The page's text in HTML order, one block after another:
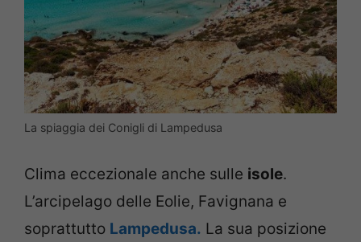
La spiaggia dei Conigli di Lampedusa
Clima eccezionale anche sulle isole.
L’arcipelago delle Eolie, Favignana e
soprattutto Lampedusa. La sua posizione